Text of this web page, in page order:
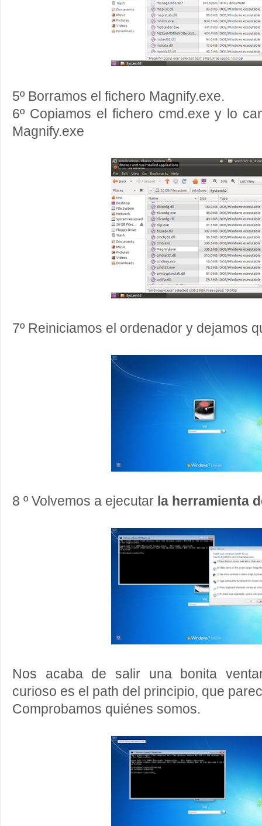
5º Borramos el fichero Magnify.exe.
6º Copiamos el fichero cmd.exe y lo
Magnify.exe
7º Reiniciamos el ordenador y dejamos
8 º Volvemos a ejecutar la herramienta
Nos acaba de salir una bonita
curioso es el path del principio, que
Comprobamos quiénes somos.